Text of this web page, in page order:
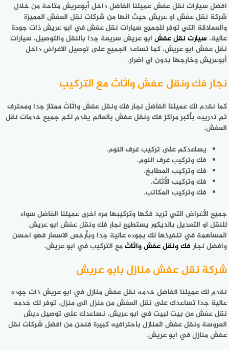
افضل سيارات نقل عفش عميلنا الفاضل داخل أبوعريش متاحة من خلال
شركة نقل عفش او عريش حيث انها من شركات نقل العفش المميزة
والعملاقة التي توفر للجميع سيارات نقل عفش في ابو عريش ذات جودة
عالية، سيارت نقل عفش ابو عريش سريعة جدا بالنقل والتوصيل، سيارات
نقل عفش ابو عريش، كما تساعد الجميع على توصيل الاغراض داخل
أبوعريش وخارجها بدون اي اضرار.
نجار فك ونقل عفش واثاث مع التركيب
كما نقدم لك عميلنا الفاضل نجار فك ونقل عفش واثاث ممتاز جدا ومحترف
تم تدريبه بأكبر مراكز فك ونقل عفش بالعالم يقدم لكم جميع خدمات نقل
العفش.
يساعدكم على تركيب غرف النوم.
فك وتركيب غرف النوم.
فك وتركيب المطابخ.
فك وتركيب الأثاث.
فك وتركيب المكاتب.
جميع الأغراض التي تريد فكها وتركيبها مره اخرى عميلنا الفاضل سواء
للنقل او التعديل بالديكور يستطيع نجار فك ونقل عفش ابو عريش
المساهمة في تنفيذها لك بجوده عالية جدا وبأرخص الاسعار فهو احسن
وافضل نجارفك ونقل عفش واثاثمع التركيب في ابو عريش.
شركة نقل عفش منازل بابو عريش
نقدم لك عميلنا الفاضل خدمه نقل عفش منازل في ابو عريش ذات جوده
عالية جدا تساعدك على نقل العفش من منزل الى منزل، توفر لك خدمه
نقل عفش من بيت لبيت في ابو عريش، نساعدك على توصيل دبش
العروسة ونقل عفش المنازل باحترافيه كبيرة فنحن من افضل شركات نقل
عفش منازل في ابو عريش.